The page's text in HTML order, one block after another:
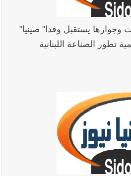
وجوارها يستقبل وفدا" صينيا"
تطور الصناعة اللبنانية